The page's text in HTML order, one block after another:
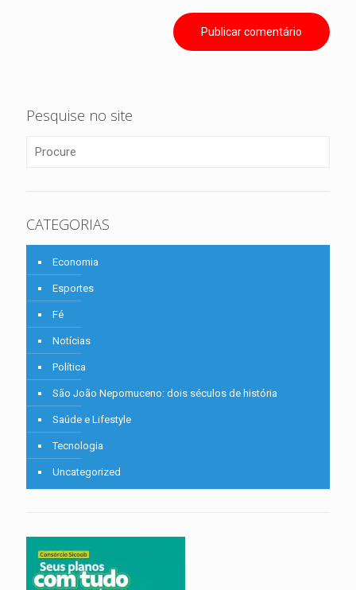
Pesquise no site
CATEGORIAS
Economia
Esportes
Fé
Notícias
Política
São João Nepomuceno: dois séculos de história
Saúde e Lifestyle
Tecnologia
Uncategorized